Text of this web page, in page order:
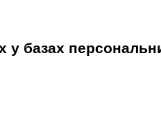
у базах